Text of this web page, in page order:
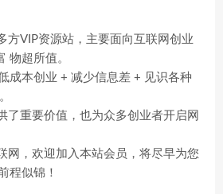
方VIP资源站，主要面向互联网创业
物超所值。
成本创业 + 减少信息差 + 见识各种
了重要价值，也为众多创业者开启网
网，欢迎加入本站会员，将尽早为您
程似锦！